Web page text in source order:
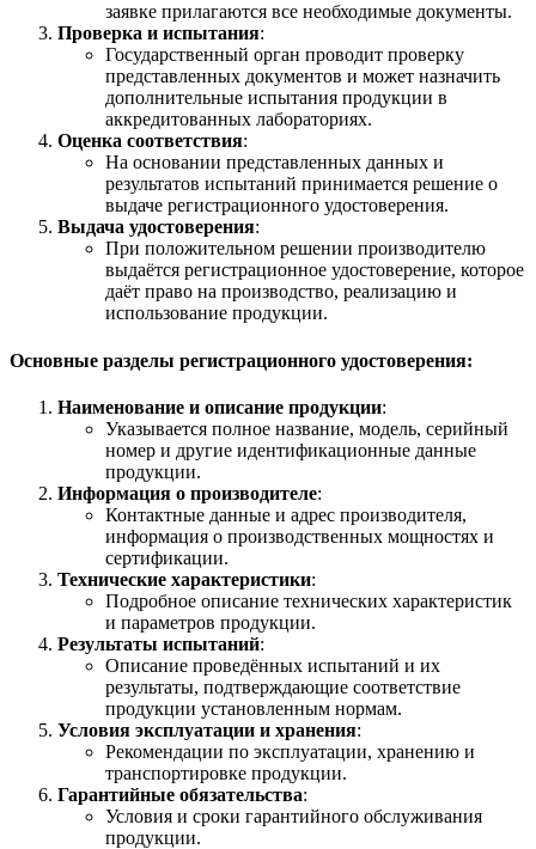
заявке прилагаются все необходимые документы.
Проверка и испытания:
Государственный орган проводит проверку
представленных документов и может назначить
дополнительные испытания продукции в
аккредитованных лабораториях.
Оценка соответствия:
На основании представленных данных и
результатов испытаний принимается решение о
выдаче регистрационного удостоверения.
Выдача удостоверения:
При положительном решении производителю
выдаётся регистрационное удостоверение, которое
даёт право на производство, реализацию и
использование продукции.
Основные разделы регистрационного удостоверения:
Наименование и описание продукции:
Указывается полное название, модель, серийный
номер и другие идентификационные данные
продукции.
Информация о производителе:
Контактные данные и адрес производителя,
информация о производственных мощностях и
сертификации.
Технические характеристики:
Подробное описание технических характеристик
и параметров продукции.
Результаты испытаний:
Описание проведённых испытаний и их
результаты, подтверждающие соответствие
продукции установленным нормам.
Условия эксплуатации и хранения:
Рекомендации по эксплуатации, хранению и
транспортировке продукции.
Гарантийные обязательства:
Условия и сроки гарантийного обслуживания
продукции.